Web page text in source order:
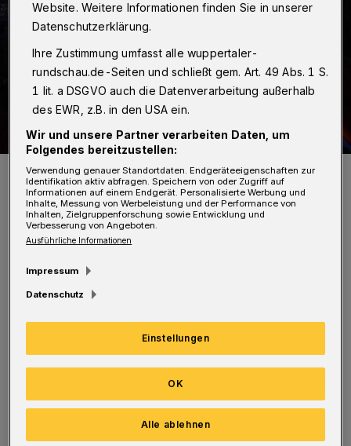
Ein Stück weiter, im Autobahnkreuz Hilden, wird die A46 heute
Abend um 22 Uhr gesperrt. Die Vollsperrung dauert bis Montag früh.
Foto: Achim Otto
G rund für die Vollsperrung in Höhe des
Autobahnkreuzes Hilden ist der Abriss
einer Brücke. Der A46-Verkehr aus Düsseldorf
wird im Dreieck Düsseldorf-Süd auf die A59
Im Kreuz Hilden sind folgende Verbindungen
Website. Weitere Informationen finden Sie in unserer
Datenschutzerklärung.
Ihre Zustimmung umfasst alle wuppertaler-
rundschau.de-Seiten und schließt gem. Art. 49 Abs. 1 S.
1 lit. a DSGVO auch die Datenverarbeitung außerhalb
des EWR, z.B. in den USA ein.
Wir und unsere Partner verarbeiten Daten, um
Folgendes bereitzustellen:
Verwendung genauer Standortdaten. Endgeräteeigenschaften zur
Identifikation aktiv abfragen. Speichern von oder Zugriff auf
Informationen auf einem Endgerät. Personalisierte Werbung und
Inhalte, Messung von Werbeleistung und der Performance von
Inhalten, Zielgruppenforschung sowie Entwicklung und
Verbesserung von Angeboten.
Ausführliche Informationen
Impressum
Datenschutz
Einstellungen
Alle ablehnen
OK